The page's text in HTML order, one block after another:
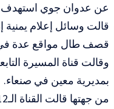
عن عدوان جوي استهدف
قالت وسائل إعلام يمنية
قصف طال مواقع عدة في
بمديرية معين في صنعاء.
من جهتها قالت القناة الـ12 الإسرائيلية إن الولايات المتحدة هي على الأرجح من تنفذ الهجمات.